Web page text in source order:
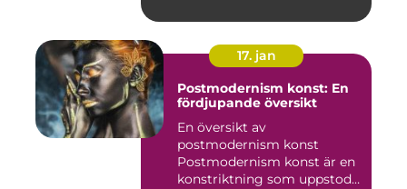
17. jan
Postmodernism konst: En
fördjupande översikt
En översikt av
postmodernism konst
Postmodernism konst är en
konstriktning som uppstod